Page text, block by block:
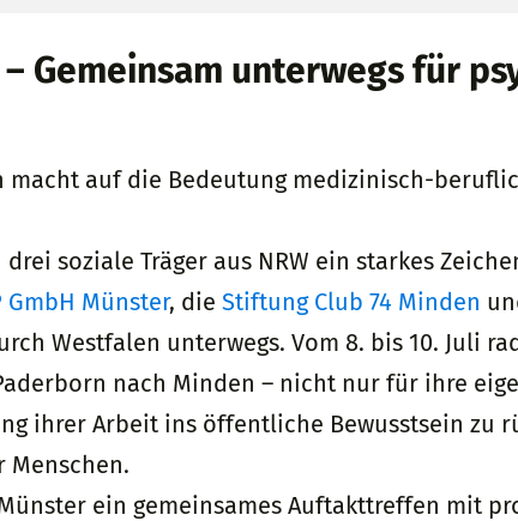
Gemeinsam unterwegs für
macht auf die Bedeutung medizinisch-
soziale Träger aus NRW ein starkes
GmbH Münster, die Stiftung Club 74 Minden
Westfalen unterwegs. Vom 8. bis 10. Juli
nach Minden – nicht nur für ihre
ihrer Arbeit ins öffentliche Bewusstsein zu
ein gemeinsames Auftakttreffen mit